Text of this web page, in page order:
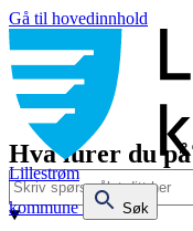
Gå til hovedinnhold
Lillestrøm
kommune
Søk
Hva lurer du